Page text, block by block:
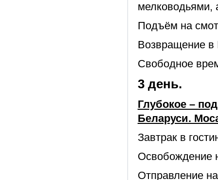
мелководьями,
Подъём на
Возвращение в
Свободное
3 день.
Глубокое –
Беларуси.
Завтрак в
Освобождение
Отправление